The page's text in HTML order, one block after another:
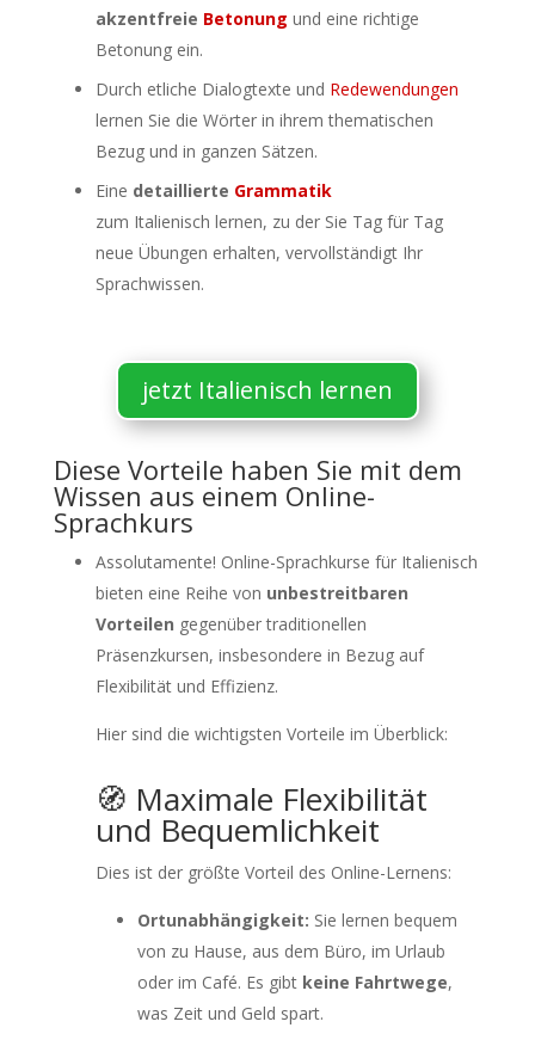
akzentfreie Betonung und eine richtige
Betonung ein.
Durch etliche Dialogtexte und Redewendungen
lernen Sie die Wörter in ihrem thematischen
Bezug und in ganzen Sätzen.
Eine detaillierte Grammatik
zum Italienisch lernen, zu der Sie Tag für Tag
neue Übungen erhalten, vervollständigt Ihr
Sprachwissen.
jetzt Italienisch lernen
Diese Vorteile haben Sie mit dem
Wissen aus einem Online-
Sprachkurs
Assolutamente! Online-Sprachkurse für Italienisch
bieten eine Reihe von unbestreitbaren
Vorteilen gegenüber traditionellen
Präsenzkursen, insbesondere in Bezug auf
Flexibilität und Effizienz.
Hier sind die wichtigsten Vorteile im Überblick:
🧭 Maximale Flexibilität
und Bequemlichkeit
Dies ist der größte Vorteil des Online-Lernens:
Ortunabhängigkeit: Sie lernen bequem
von zu Hause, aus dem Büro, im Urlaub
oder im Café. Es gibt keine Fahrtwege,
was Zeit und Geld spart.